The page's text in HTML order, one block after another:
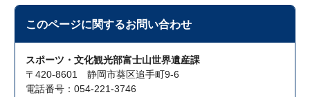
このページに関するお問い合わせ
スポーツ・文化観光部富士山世界遺産課
〒420-8601 静岡市葵区追手町9-6
電話番号：054-221-3746